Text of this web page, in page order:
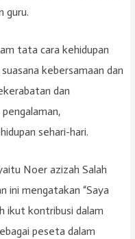
guru.
tata cara kehidupan
kebersamaan dan
dan
sehari-hari.
Noer azizah Salah
ini mengatakan “Saya
ikut kontribusi dalam
peseta dalam